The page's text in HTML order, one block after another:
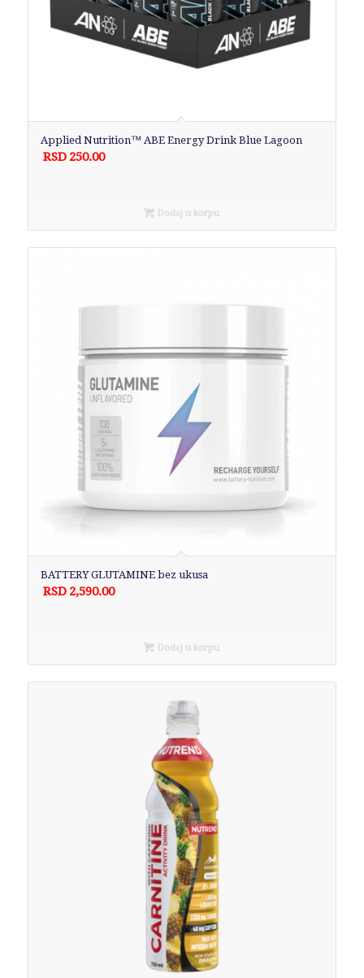
Applied Nutrition™ ABE Energy Drink Blue Lagoon
RSD 250.00
Dodaj u korpu
BATTERY GLUTAMINE bez ukusa
RSD 2,590.00
Dodaj u korpu